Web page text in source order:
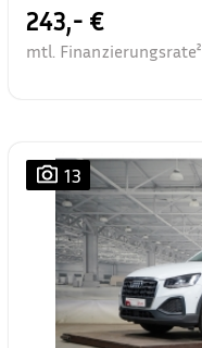
243,- €
mtl. Finanzierungsrate²
13